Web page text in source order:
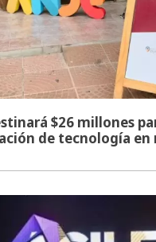
$26 millones
de tecnología en